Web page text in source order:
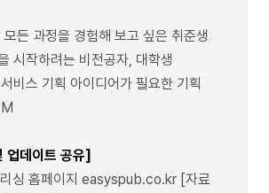
든 과정을 경험해 보고 싶은 취준생
시작하려는 비전공자, 대학생
비스 기획 아이디어가 필요한 기획
업데이트 공유]
싱 홈페이지 easyspub.co.kr [자료